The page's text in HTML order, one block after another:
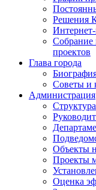
Решения
Собрание
проектов
Глава города
Советы и
Администрация
Объекты
Проекты
Оценка